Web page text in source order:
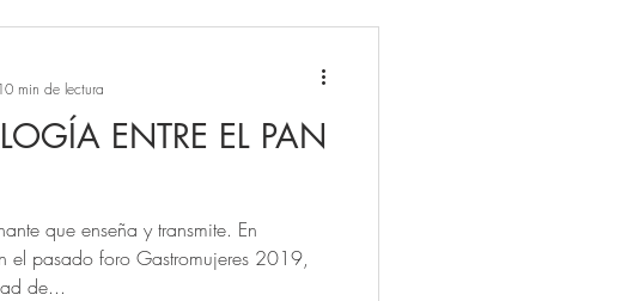
ENTRE EL PAN
que enseña y transmite. En
el pasado foro Gastromujeres 2019,
de...
10 min de lectura